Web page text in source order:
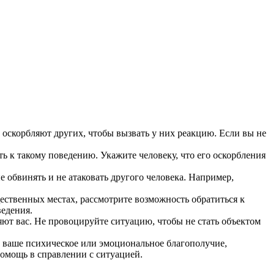
других, чтобы вызвать у них реакцию. Если вы не
к такому поведению. Укажите человеку, что его оскорбления
и не атаковать другого человека. Например,
местах, рассмотрите возможность обратиться к
вас. Не провоцируйте ситуацию, чтобы не стать объектом
психическое или эмоциональное благополучие,
в справлении с ситуацией.